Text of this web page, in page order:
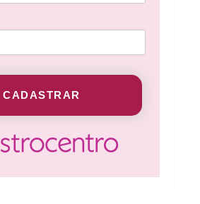
CADASTRAR